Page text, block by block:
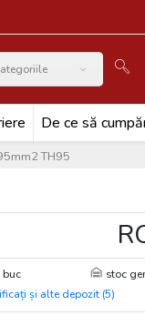
De ce să
TH95
buc stoc
și alte depozit (5)